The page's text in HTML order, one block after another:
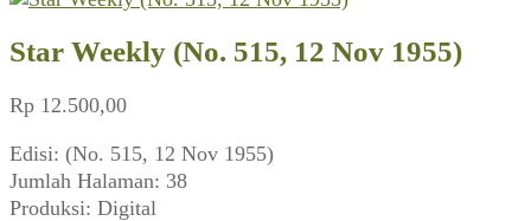
Star Weekly (No. 515, 12 Nov 1955)
Rp 12.500,00
Edisi: (No. 515, 12 Nov 1955)
Jumlah Halaman: 38
Produksi: Digital